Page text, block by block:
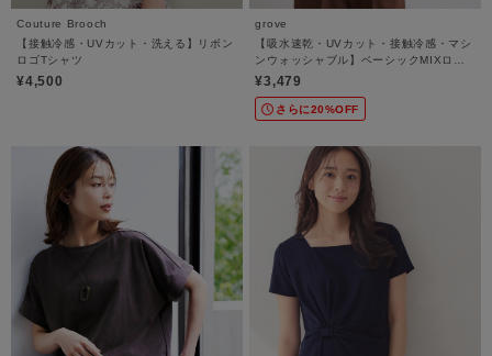
Couture Brooch
【接触冷感・UVカット・洗える】リボン
ロゴTシャツ
¥4,500
grove
【吸水速乾・UVカット・接触冷感・マシ
ンウォッシャブル】ベーシックMIXロゴ
プリントT
¥3,479
さらに20%OFF